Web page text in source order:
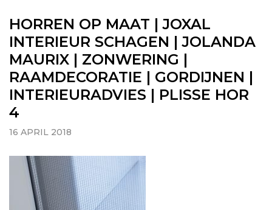
HORREN OP MAAT | JOXAL
INTERIEUR SCHAGEN | JOLANDA
MAURIX | ZONWERING |
RAAMDECORATIE | GORDIJNEN |
INTERIEURADVIES | PLISSE HOR
4
16 APRIL 2018